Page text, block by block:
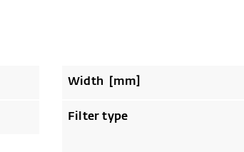
Width [mm]
Filter type